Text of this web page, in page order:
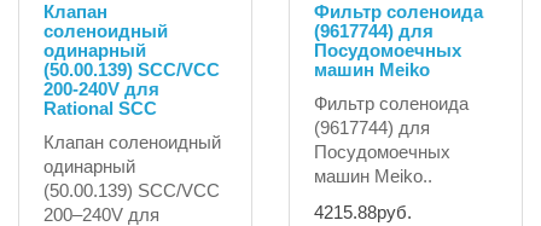
Клапан
соленоидный
одинарный
(50.00.139) SCC/VCC
200-240V для
Rational SCC
Клапан соленоидный
одинарный
(50.00.139) SCC/VCC
200–240V для
Фильтр соленоида
(9617744) для
Посудомоечных
машин Meiko
Фильтр соленоида
(9617744) для
Посудомоечных
машин Meiko..
4215.88руб.